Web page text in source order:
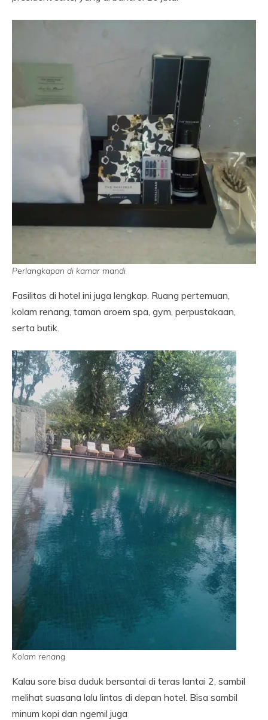
Perlangkapan di kamar mandi
Fasilitas di hotel ini juga lengkap. Ruang pertemuan,
kolam renang, taman aroem spa, gym, perpustakaan,
serta butik.
Kolam renang
Kalau sore bisa duduk bersantai di teras lantai 2, sambil
melihat suasana lalu lintas di depan hotel. Bisa sambil
minum kopi dan ngemil juga